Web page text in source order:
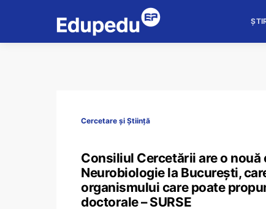
Cercetare și Știință
Consiliul Cercetării are o
Neurobiologie la București,
organismului care poate
doctorale – SURSE